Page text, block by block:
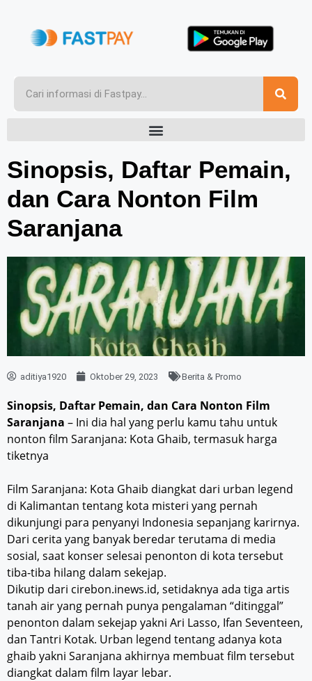
Sinopsis, Daftar Pemain,
dan Cara Nonton Film
Saranjana
aditiya1920 Oktober 29, 2023 Berita & Promo
Sinopsis, Daftar Pemain, dan Cara Nonton Film
Saranjana – Ini dia hal yang perlu kamu tahu untuk
nonton film Saranjana: Kota Ghaib, termasuk harga
tiketnya
Film Saranjana: Kota Ghaib diangkat dari urban legend
di Kalimantan tentang kota misteri yang pernah
dikunjungi para penyanyi Indonesia sepanjang karirnya.
Dari cerita yang banyak beredar terutama di media
sosial, saat konser selesai penonton di kota tersebut
tiba-tiba hilang dalam sekejap.
Dikutip dari cirebon.inews.id, setidaknya ada tiga artis
tanah air yang pernah punya pengalaman “ditinggal”
penonton dalam sekejap yakni Ari Lasso, Ifan Seventeen,
dan Tantri Kotak. Urban legend tentang adanya kota
ghaib yakni Saranjana akhirnya membuat film tersebut
diangkat dalam film layar lebar.